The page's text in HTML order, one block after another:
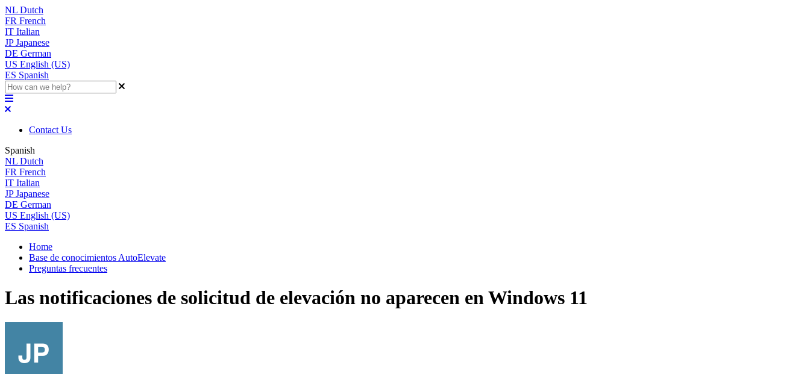
NL Dutch
FR French
IT Italian
JP Japanese
DE German
US English (US)
ES Spanish
Contact Us
Spanish
NL Dutch
FR French
IT Italian
JP Japanese
DE German
US English (US)
ES Spanish
Home
Base de conocimientos AutoElevate
Preguntas frecuentes
Las notificaciones de solicitud de elevación no aparecen en Windows 11